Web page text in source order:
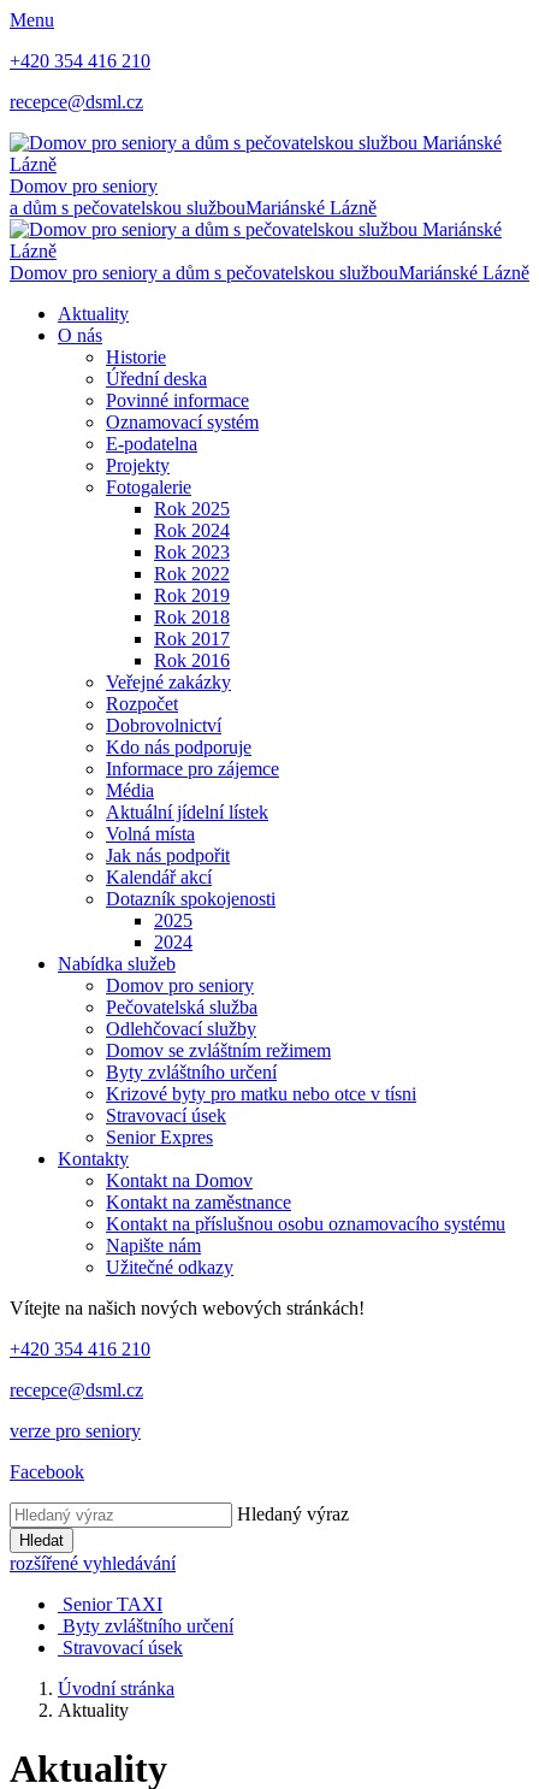
Menu
+420 354 416 210
recepce@dsml.cz
Domov pro seniory
a dům s pečovatelskou službouMariánské Lázně
Domov pro seniory a dům s pečovatelskou službouMariánské Lázně
Aktuality
O nás
Historie
Úřední deska
Povinné informace
Oznamovací systém
E-podatelna
Projekty
Fotogalerie
Rok 2025
Rok 2024
Rok 2023
Rok 2022
Rok 2019
Rok 2018
Rok 2017
Rok 2016
Veřejné zakázky
Rozpočet
Dobrovolnictví
Kdo nás podporuje
Informace pro zájemce
Média
Aktuální jídelní lístek
Volná místa
Jak nás podpořit
Kalendář akcí
Dotazník spokojenosti
2025
2024
Nabídka služeb
Domov pro seniory
Pečovatelská služba
Odlehčovací služby
Domov se zvláštním režimem
Byty zvláštního určení
Krizové byty pro matku nebo otce v tísni
Stravovací úsek
Senior Expres
Kontakty
Kontakt na Domov
Kontakt na zaměstnance
Kontakt na příslušnou osobu oznamovacího systému
Napište nám
Užitečné odkazy
Vítejte na našich nových webových stránkách!
+420 354 416 210
recepce@dsml.cz
verze pro seniory
Facebook
Hledaný výraz
Hledat
rozšířené vyhledávání
Senior TAXI
Byty zvláštního určení
Stravovací úsek
Úvodní stránka
Aktuality
Aktuality